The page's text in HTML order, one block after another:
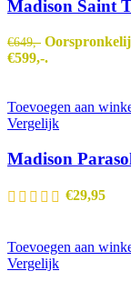
Madison Saint
€649,-
€599,-.
Toevoegen aan
Vergelijk
Madison
€29,95
Toevoegen aan
Vergelijk